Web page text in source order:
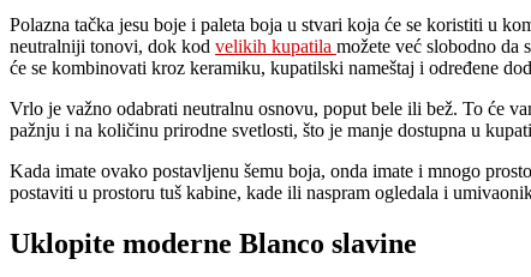
Polazna tačka jesu boje i paleta boja u stvari koja će se koristiti u
neutralniji tonovi, dok kod velikih kupatila možete već slobodno da
će se kombinovati kroz keramiku, kupatilski nameštaj i određene
Vrlo je važno odabrati neutralnu osnovu, poput bele ili bež. To će
pažnju i na količinu prirodne svetlosti, što je manje dostupna u
Kada imate ovako postavljenu šemu boja, onda imate i mnogo
postaviti u prostoru tuš kabine, kade ili naspram ogledala i
Uklopite moderne Blanco slavine